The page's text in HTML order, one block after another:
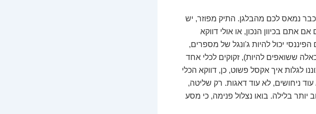
נמאס לכם מהבלגן. התיק מפוזר, יש
בכיוון הנכון, או אולי דווקא
יכול להיות ג'ונגל של מספרים,
ששואפים להיות), זקוקים לכלי אחד
לגלות איך אקסל פשוט, כן, דווקא הכלי
ניחושים, לא עוד דאגות. רק שליטה,
בלילה. בואו נצלול פנימה, כי מסע